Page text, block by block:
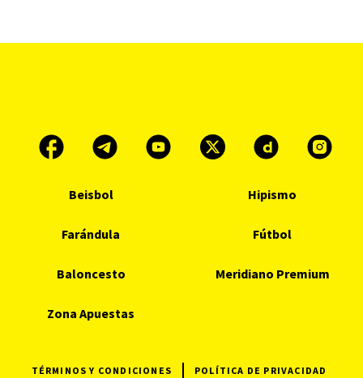
Beisbol Hipismo
Farándula Fútbol
Baloncesto Meridiano Premium
Zona Apuestas
TÉRMINOS Y CONDICIONES POLÍTICA DE PRIVACIDAD